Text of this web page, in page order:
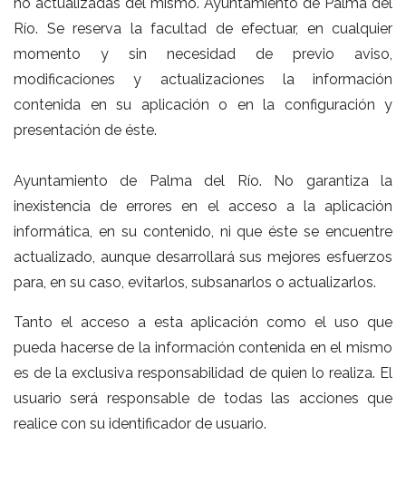
Río. Se reserva la facultad de efectuar, en cualquier
momento y sin necesidad de previo aviso,
modificaciones y actualizaciones la información
contenida en su aplicación o en la configuración y
presentación de éste.
Ayuntamiento de Palma del Río. No garantiza la
inexistencia de errores en el acceso a la aplicación
informática, en su contenido, ni que éste se encuentre
actualizado, aunque desarrollará sus mejores esfuerzos
para, en su caso, evitarlos, subsanarlos o actualizarlos.
Tanto el acceso a esta aplicación como el uso que
pueda hacerse de la información contenida en el mismo
es de la exclusiva responsabilidad de quien lo realiza. El
usuario será responsable de todas las acciones que
realice con su identificador de usuario.